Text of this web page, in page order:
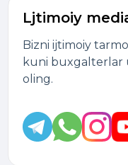
Ljtimoiy
Bizni ijtimoiy
kuni buxgalterlar
oling.